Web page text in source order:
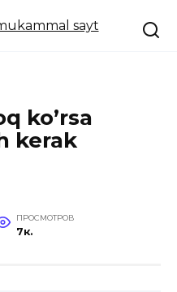
ko’rsa
kerak
ПРОСМОТРОВ
7к.